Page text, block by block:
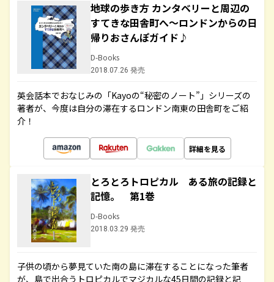
地球の歩き方 カンタベリーと周辺の
すてきな田舎町へ～ロンドンからの日
帰りおさんぽガイド♪
D-Books
2018.07.26 発売
英会話本でおなじみの「Kayoの“秘密のノート”」シリーズの
著者が、今度は自分の滞在するロンドン南東の田舎町をご紹
介！
詳細を見る
とろとろトロピカル ある旅の記録と
記憶。 第1巻
D-Books
2018.03.29 発売
子供の頃から夢見ていた南の島に滞在することになった筆者
が、島で出合うトロピカルでマジカルな45日間の記録と記